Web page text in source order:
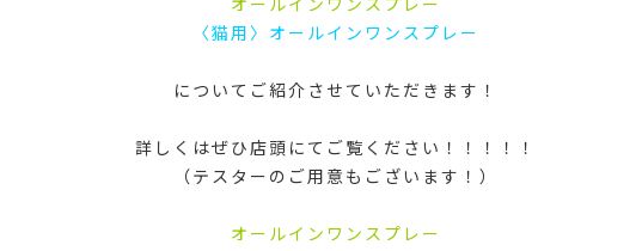
〈猫用〉オールインワンスプレー
についてご紹介させていただきます！
詳しくはぜひ店頭にてご覧ください！！！！！
（テスターのご用意もございます！）
オールインワンスプレー